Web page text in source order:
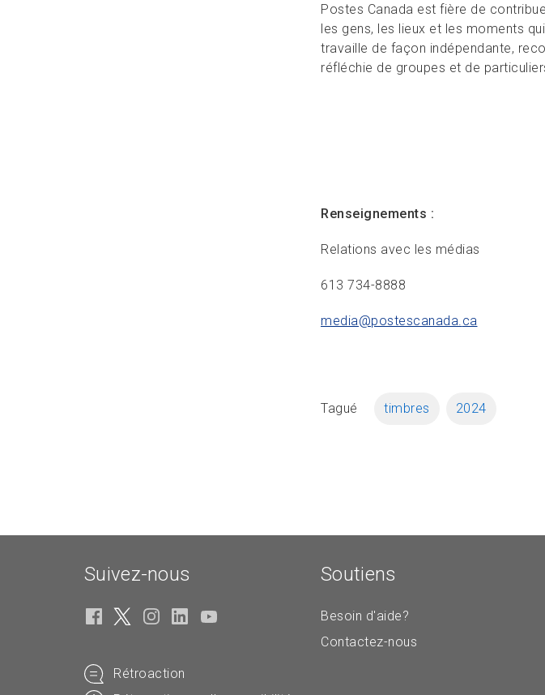
Postes Canada est fière de
les gens, les lieux et les moments
travaille de façon indépendante,
réfléchie de groupes et de
–
Renseignements :
Relations avec les médias
613 734-8888
media@postescanada.ca
Tagué timbres 2024
Suivez-nous
Rétroaction
Soutiens
Besoin d'aide?
Contactez-nous